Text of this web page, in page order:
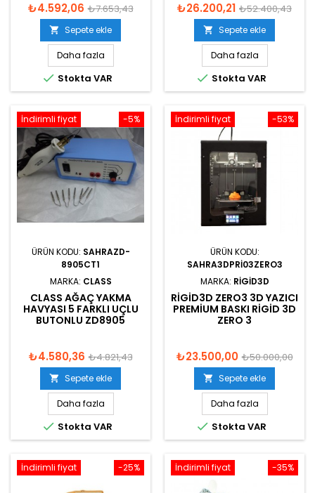
₺4.592,06 ₺7.653,43
 Sepete ekle
Daha fazla
 Stokta VAR
₺26.200,21 ₺52.400,43
 Sepete ekle
Daha fazla
 Stokta VAR
-5%
İndirimli fiyat
ÜRÜN KODU: SAHRAZD-
8905CT1
MARKA: CLASS
CLASS AĞAÇ YAKMA
HAVYASI 5 FARKLI UÇLU
BUTONLU ZD8905
₺4.580,36 ₺4.821,43
 Sepete ekle
Daha fazla
 Stokta VAR
-53%
İndirimli fiyat
ÜRÜN KODU:
SAHRA3DPRI03ZERO3
MARKA: RIGID3D
RIGID3D ZERO3 3D YAZICI
PREMIUM BASKI RIGID 3D
ZERO 3
₺23.500,00 ₺50.000,00
 Sepete ekle
Daha fazla
 Stokta VAR
-25%
İndirimli fiyat -35%
İndirimli fiyat